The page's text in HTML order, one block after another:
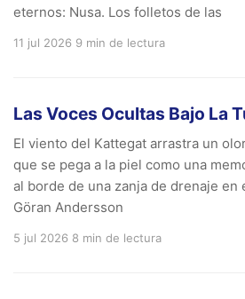
eternos: Nusa. Los folletos de las
11 jul 2026 9 min de lectura
Las Voces Ocultas Bajo La
El viento del Kattegat arrastra un
que se pega a la piel como una
al borde de una zanja de drenaje en
Göran Andersson
5 jul 2026 8 min de lectura